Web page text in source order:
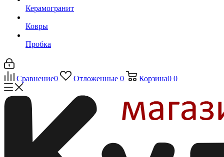
Керамогранит
Ковры
Пробка
Сравнение0 Отложенные 0 Корзина0 0